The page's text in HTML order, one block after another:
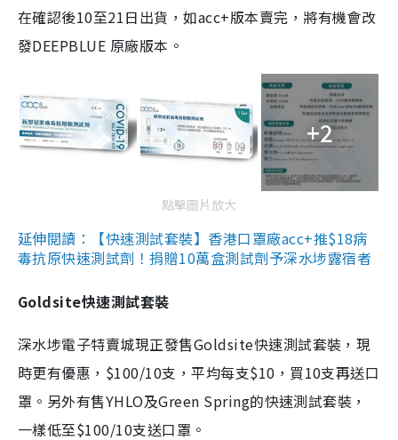
在確認後10至21日出貨，如acc+版本賣完，將有機會改
發DEEPBLUE 原廠版本。
+2
點擊圖片放大
延伸閱讀：【快速測試套裝】香港口罩廠acc+推$18病
毒抗原快速測試劑！捐贈10萬盒測試劑予深水埗露宿者
Goldsite快速測試套裝
深水埗電子特賣城現正發售Goldsite快速測試套裝，現
時更有優惠，$100/10支，平均每支$10，買10支再送口
罩。另外有售YHLO及Green Spring的快速測試套裝，
一樣低至$100/10支送口罩。